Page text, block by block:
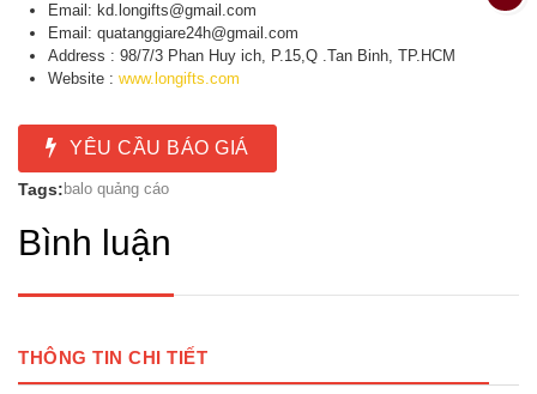
Email: kd.longifts@gmail.com
Email: quatanggiare24h@gmail.com
Address : 98/7/3 Phan Huy ich, P.15,Q .Tan Binh, TP.HCM
Website : www.longifts.com
YÊU CẦU BÁO GIÁ
Tags: balo quảng cáo
Bình luận
THÔNG TIN CHI TIẾT